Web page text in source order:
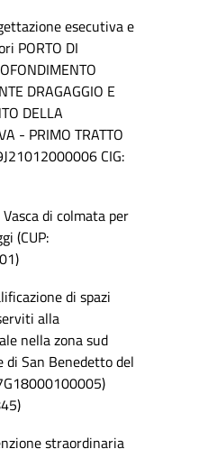
esecutiva e
PORTO DI
DRAGAGGIO E
DELLA
- PRIMO TRATTO
CIG:
di colmata per
(CUP:
di spazi
alla
nella zona sud
San Benedetto del
straordinaria